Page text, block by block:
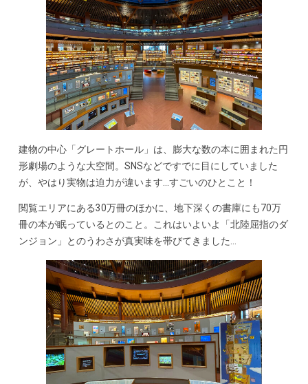
建物の中心「グレートホール」は、膨大な数の本に囲まれた円
形劇場のような大空間。SNSなどですでに目にしていました
が、やはり実物は迫力が違います…すごいのひとこと！
閲覧エリアにある30万冊のほかに、地下深くの書庫にも70万
冊の本が眠っているとのこと。これはいよいよ「北陸屈指のダ
ンジョン」とのうわさが真実味を帯びてきました…